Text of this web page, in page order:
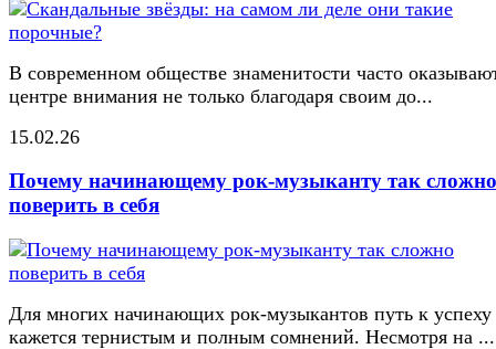
В современном обществе знаменитости часто
центре внимания не только благодаря своим до...
15.02.26
Почему начинающему рок-музыканту так сложно
поверить в себя
Для многих начинающих рок-музыкантов путь к успеху
кажется тернистым и полным сомнений. Несмотря на ...